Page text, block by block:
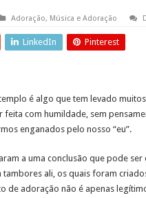
Adoração, Música e Adoração
LinkedIn Pinterest
é algo que tem levado
feita com humildade, sem
enganados pelo nosso “eu”.
a uma conclusão que pode
tambores ali, os quais foram
de adoração não é apenas